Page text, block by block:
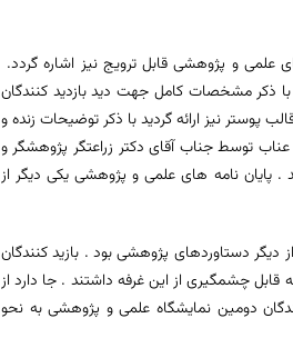
و پژوهشی قابل ترویج نیز اشاره گردد.
ذکر مشخصات کامل جهت دید بازدید کنندگان
نیز ارائه گردید با ذکر توضیحات زنده و
توسط جناب آقای دکتر زراعتگر پژوهشگر و
پایان نامه های علمی و پژوهشی یکی دیگر از
دستاوردهای پژوهشی بود . بازید کنندگان
چشمگیری از این غرفه داشتند . جا دارد از
دومین نمایشگاه علمی و پژوهشی به نحو